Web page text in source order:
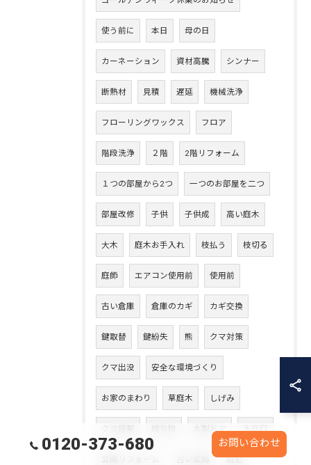
使う前に 本日 母の日
カーネーション 資材高騰 シンナー
断熱材 見積 遅延 機械洗浄
フローリングワックス フロア
階段洗浄 ２階 2階リフォーム
１つの部屋から2つ 一つのお部屋を二つ
部屋改修 子供 子供成 高い庭木
大木 庭木お手入れ 枝払う 枝切る
庭師 エアコン使用前 使用前
古い倉庫 倉庫のカギ カギ交換
鍵取替 鍵紛失 熊 クマ対策
クマ出没 安全な環境づくり
お家のまわり 草庭木 しげみ
木製ドア 入り口
防犯
0120-373-680 お問い合わせ